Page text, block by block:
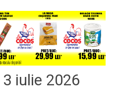
iulie 2026